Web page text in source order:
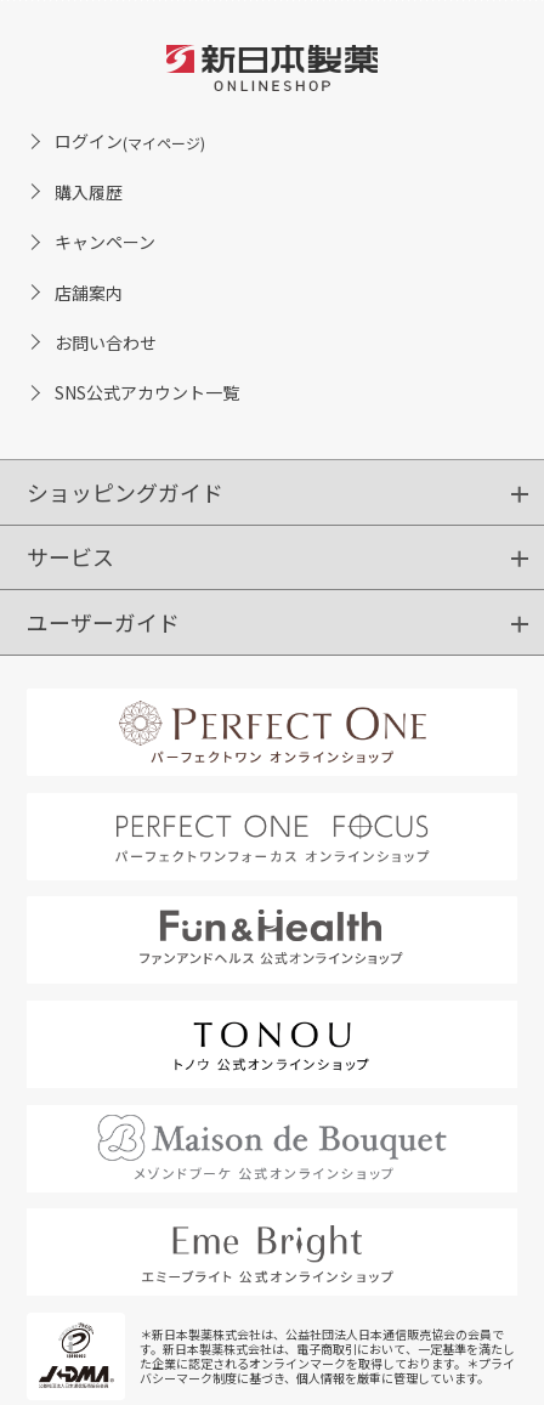
ログイン(マイページ)
購入履歴
キャンペーン
店舗案内
お問い合わせ
SNS公式アカウント一覧
ショッピングガイド
ショッピングガイド
ご注文方法
送料・配送
クーポンご利用方法
サービス
定期購入
ポイントサービス
お知らせメール
ユーザーガイド
＊新日本製薬株式会社は、公益社団法人日本通信販売協会の会員で
す。新日本製薬株式会社は、電子商取引において、一定基準を満たし
た企業に認定されるオンラインマークを取得しております。＊プライ
バシーマーク制度に基づき、個人情報を厳重に管理しています。